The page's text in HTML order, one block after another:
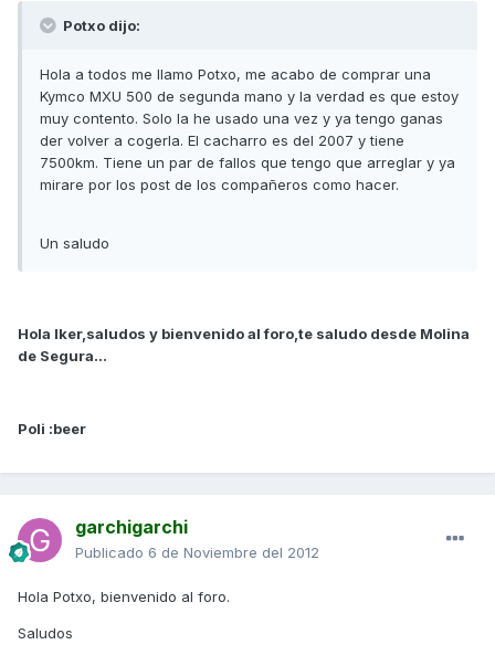
Potxo dijo:
Hola a todos me llamo Potxo, me acabo de comprar una
Kymco MXU 500 de segunda mano y la verdad es que estoy
muy contento. Solo la he usado una vez y ya tengo ganas
der volver a cogerla. El cacharro es del 2007 y tiene
7500km. Tiene un par de fallos que tengo que arreglar y ya
mirare por los post de los compañeros como hacer.
Un saludo
Hola Iker,saludos y bienvenido al foro,te saludo desde Molina
de Segura...
Poli :beer
garchigarchi
Publicado 6 de Noviembre del 2012
Hola Potxo, bienvenido al foro.
Saludos